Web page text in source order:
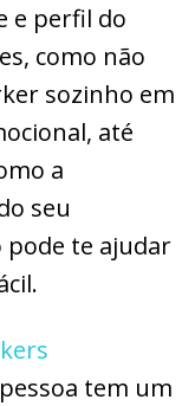
e perfil do
como não
sozinho em
até
a
seu
pode te ajudar
tem um